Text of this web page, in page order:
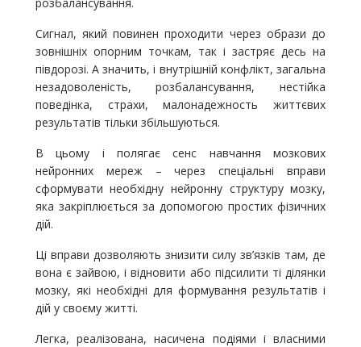
Сигнал, який повинен проходити через образи до
зовнішніх опорним точкам, так і застряє десь на
півдорозі. А значить, і внутрішній конфлікт, загальна
незадоволеність, розбалансування, нестійка
поведінка, страхи, малонадежность життєвих
результатів тільки збільшуються.
В цьому і полягає сенс навчання мозкових
нейронних мереж – через спеціальні вправи
сформувати необхідну нейронну структуру мозку,
яка закріплюється за допомогою простих фізичних
дій.
Ці вправи дозволяють знизити силу зв’язків там, де
вона є зайвою, і відновити або підсилити ті ділянки
мозку, які необхідні для формування результатів і
дій у своєму житті.
Легка, реалізована, насичена подіями і власними